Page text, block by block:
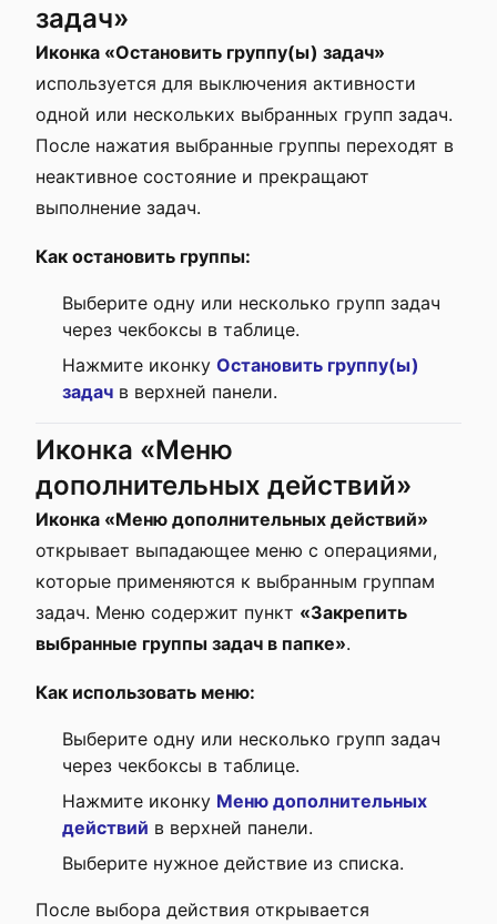
задач»
Иконка «Остановить группу(ы) задач»
используется для выключения активности
одной или нескольких выбранных групп задач.
После нажатия выбранные группы переходят в
неактивное состояние и прекращают
выполнение задач.
Как остановить группы:
Выберите одну или несколько групп задач
через чекбоксы в таблице.
Нажмите иконку Остановить группу(ы)
задач в верхней панели.
Иконка «Меню
дополнительных действий»
Иконка «Меню дополнительных действий»
открывает выпадающее меню с операциями,
которые применяются к выбранным группам
задач. Меню содержит пункт «Закрепить
выбранные группы задач в папке».
Как использовать меню:
Выберите одну или несколько групп задач
через чекбоксы в таблице.
Нажмите иконку Меню дополнительных
действий в верхней панели.
Выберите нужное действие из списка.
После выбора действия открывается